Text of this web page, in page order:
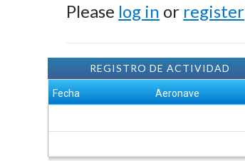
Please log in or register
REGISTRO DE ACTIVIDAD
Fecha Aeronave